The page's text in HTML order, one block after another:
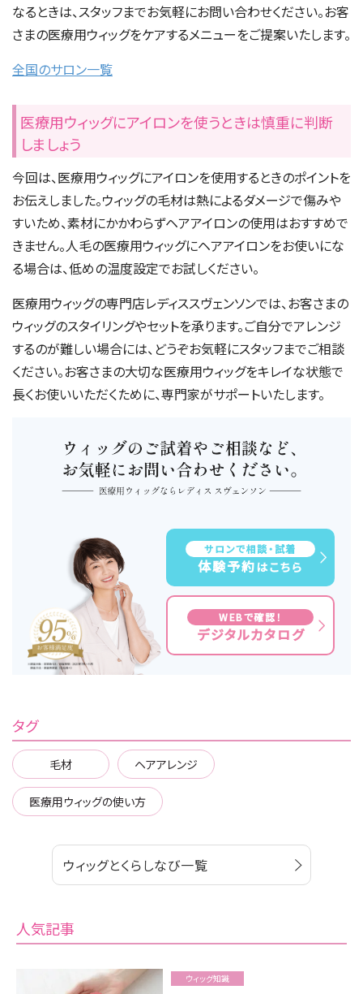
なるときは、スタッフまでお気軽にお問い合わせください。お客
さまの医療用ウィッグをケアするメニューをご提案いたします。
全国のサロン一覧
医療用ウィッグにアイロンを使うときは慎重に判断
しましょう
今回は、医療用ウィッグにアイロンを使用するときのポイントを
お伝えしました。ウィッグの毛材は熱によるダメージで傷みや
すいため、素材にかかわらずヘアアイロンの使用はおすすめで
きません。人毛の医療用ウィッグにヘアアイロンをお使いにな
る場合は、低めの温度設定でお試しください。
医療用ウィッグの専門店レディススヴェンソンでは、お客さまの
ウィッグのスタイリングやセットを承ります。ご自分でアレンジ
するのが難しい場合には、どうぞお気軽にスタッフまでご相談
ください。お客さまの大切な医療用ウィッグをキレイな状態で
長くお使いいただくために、専門家がサポートいたします。
サロンで相談・試着
体験予約 はこちら
WEBで確認！
デジタルカタログ
タグ
毛材 ヘアアレンジ
医療用ウィッグの使い方
ウィッグとくらしなび一覧
人気記事
ウィッグ知識